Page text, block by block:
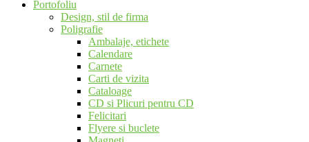
Portofoliu
Design, stil de firma
Poligrafie
Ambalaje, etichete
Calendare
Carnete
Carti de vizita
Cataloage
CD si Plicuri pentru CD
Felicitari
Flyere si buclete